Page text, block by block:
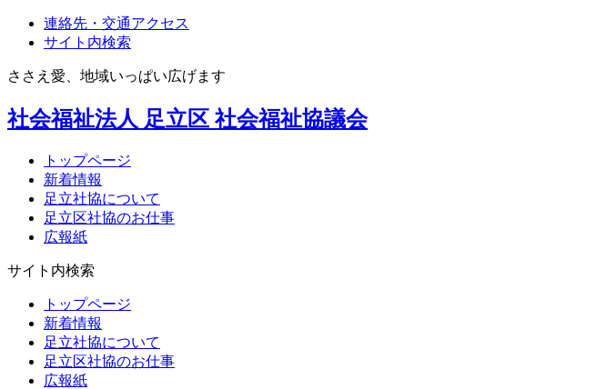
連絡先・交通アクセス
サイト内検索
ささえ愛、地域いっぱい広げます
社会福祉法人 足立区 社会福祉協議会
トップページ
新着情報
足立社協について
足立区社協のお仕事
広報紙
サイト内検索
トップページ
新着情報
足立社協について
足立区社協のお仕事
広報紙